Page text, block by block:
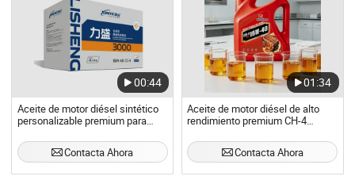
00:44
Aceite de motor diésel sintético
personalizable premium para
Contacta Ahora
01:34
Aceite de motor diésel de alto
rendimiento premium CH-4
pesado
Contacta Ahora